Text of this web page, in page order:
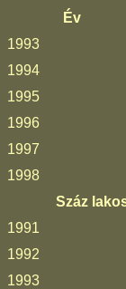
Év
1993
1994
1995
1996
1997
1998
Száz
1991
1992
1993